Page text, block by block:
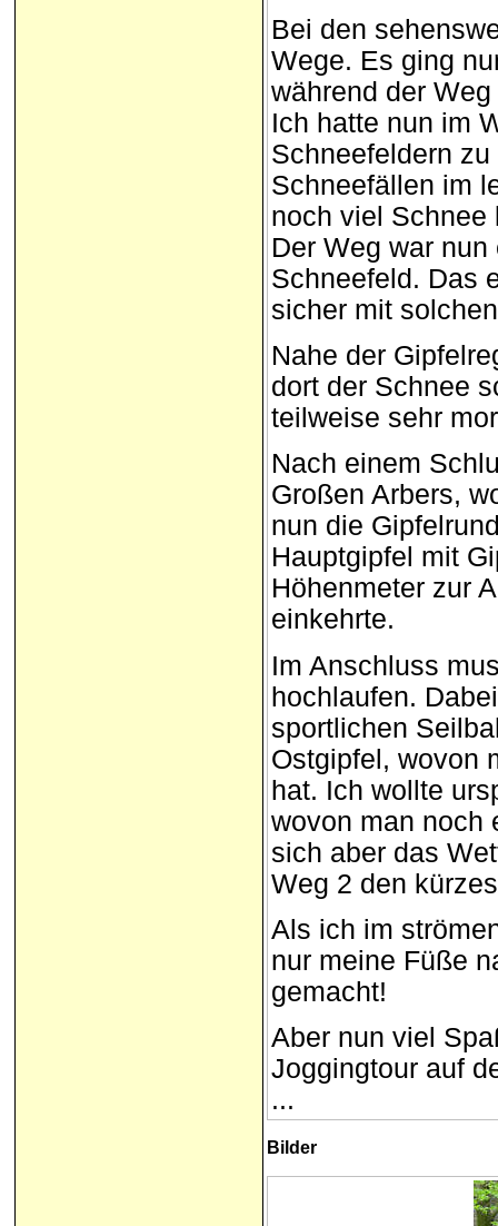
Bei den
Wege. Es ging
während der
Ich hatte nun im
Schneefeldern
Schneefällen im
noch viel Schnee
Der Weg war
Schneefeld. Das
sicher mit
Nahe der
dort der Schnee
teilweise sehr
Nach einem
Großen Arbers,
nun die
Hauptgipfel mit
Höhenmeter zur
einkehrte.
Im Anschluss
hochlaufen.
sportlichen
Ostgipfel, wovon
hat. Ich wollte
wovon man noch
sich aber das
Weg 2 den
Als ich im
nur meine Füße
gemacht!
Aber nun viel
Joggingtour auf
...
Bilder